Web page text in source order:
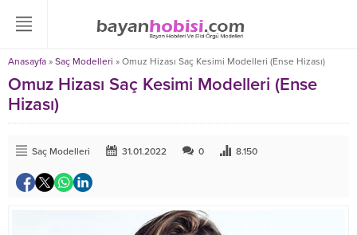
Anasayfa » Saç Modelleri » Omuz Hizası Saç Kesimi Modelleri (Ense Hizası)
Omuz Hizası Saç Kesimi Modelleri (Ense
Hizası)
Saç Modelleri 31.01.2022 0 8.150